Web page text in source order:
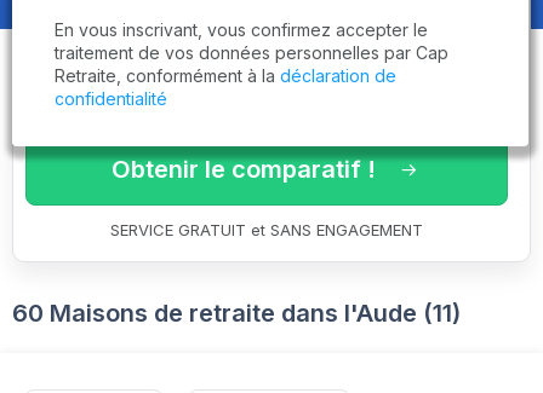
Obtenez le
comparatif des
établissementsadaptés à vos
critères en 3 minutes !
Obtenir le comparatif !
SERVICE GRATUIT et SANS ENGAGEMENT
60 Maisons de retraite dans l'Aude (11)
En vous inscrivant, vous confirmez accepter le
traitement de vos données personnelles par Cap
Retraite, conformément à la déclaration de
confidentialité